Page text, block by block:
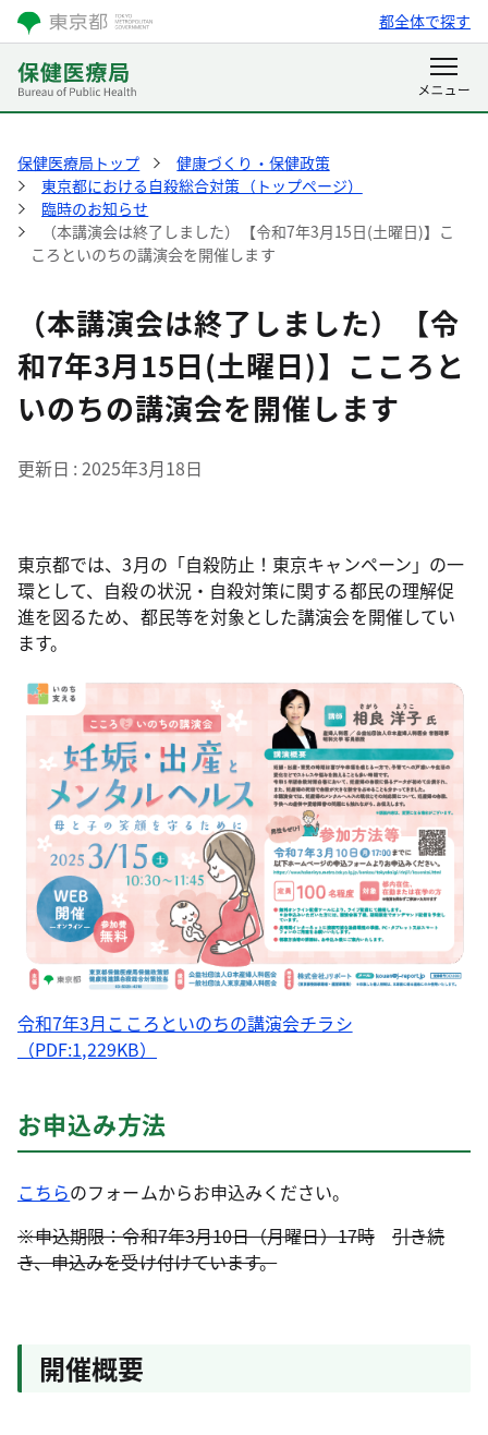
都全体で探す
保健医療局トップ
健康づくり・保健政策
東京都における自殺総合対策（トップページ）
臨時のお知らせ
（本講演会は終了しました）【令和7年3月15日(土曜日)】こ
ころといのちの講演会を開催します
（本講演会は終了しました）【令
和7年3月15日(土曜日)】こころと
いのちの講演会を開催します
更新日 2025年3月18日
東京都では、3月の「自殺防止！東京キャンペーン」の一
環として、自殺の状況・自殺対策に関する都民の理解促
進を図るため、都民等を対象とした講演会を開催してい
ます。
令和7年3月こころといのちの講演会チラシ
（PDF:1,229KB）
お申込み方法
こちらのフォームからお申込みください。
※申込期限：令和7年3月10日（月曜日）17時
引き続
き、申込みを受け付けています。
開催概要